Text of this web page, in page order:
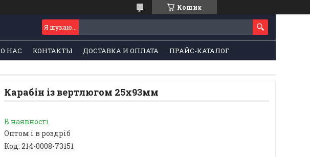
Кошик
О НАС КОНТАКТЫ ДОСТАВКА И ОПЛАТА ПРАЙС-КАТАЛОГ
Карабін із вертлюгом 25х93мм
В наявності
Оптом і в роздріб
Код: 214-0008-73151